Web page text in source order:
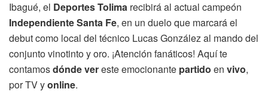
Ibagué, el Deportes Tolima recibirá al actual campeón
Independiente Santa Fe, en un duelo que marcará el
debut como local del técnico Lucas González al mando del
conjunto vinotinto y oro. ¡Atención fanáticos! Aquí te
contamosdónde vereste emocionante partido en vivo,
por TV yonline.